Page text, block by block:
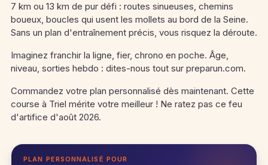
7 km ou 13 km de pur défi : routes sinueuses, chemins
boueux, boucles qui usent les mollets au bord de la Seine.
Sans un plan d'entraînement précis, vous risquez la déroute.
Imaginez franchir la ligne, fier, chrono en poche. Âge,
niveau, sorties hebdo : dites-nous tout sur preparun.com.
Commandez votre plan personnalisé dès maintenant. Cette
course à Triel mérite votre meilleur ! Ne ratez pas ce feu
d'artifice d'août 2026.
PLAN PERSONNALISÉ POUR